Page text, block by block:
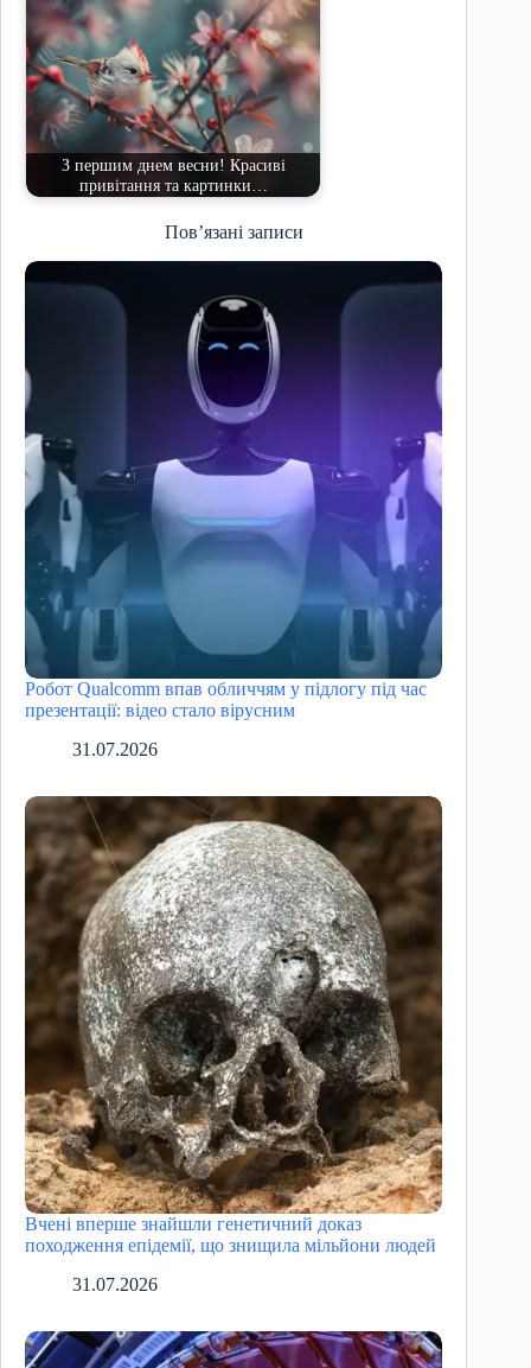
З першим днем весни! Красиві
привітання та картинки…
Пов’язані записи
Робот Qualcomm впав обличчям у підлогу під час
презентації: відео стало вірусним
31.07.2026
Вчені вперше знайшли генетичний доказ
походження епідемії, що знищила мільйони людей
31.07.2026